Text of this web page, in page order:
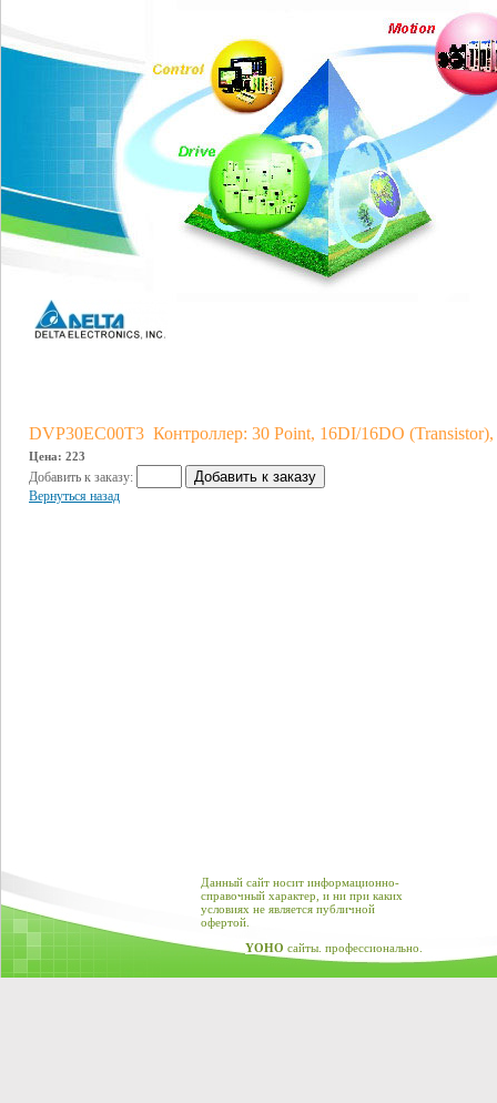
DVP30EC00T3 Контроллер: 30 Point, 16DI/16DO
Цена: 223
Добавить к заказу:
Вернуться назад
Данный сайт носит информационно-
справочный характер, и ни при каких
условиях не является публичной
офертой.
YOHO сайты. профессионально.